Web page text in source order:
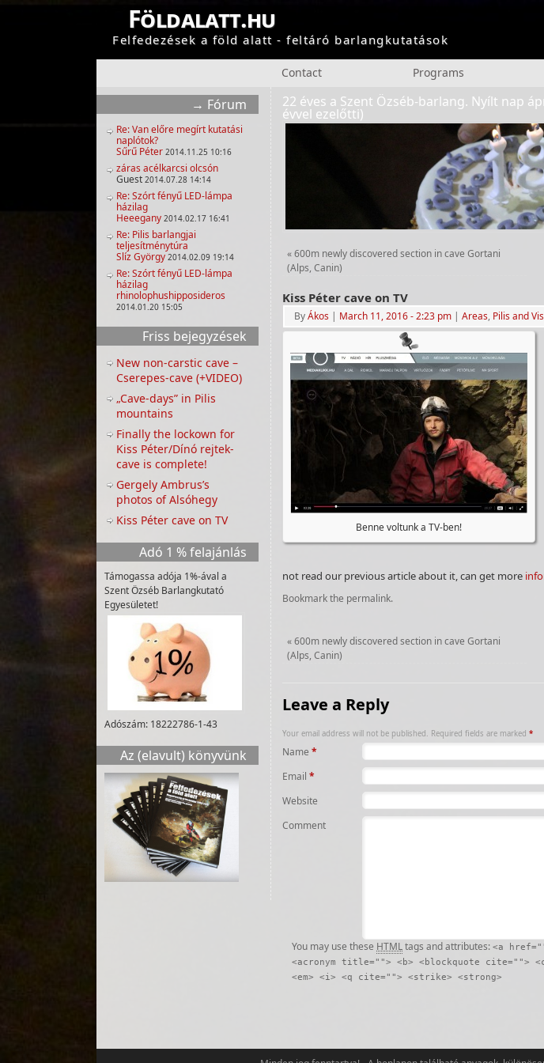
Földalatt.hu
Felfedezések a föld alatt - feltáró barlangkutatások
Contact Programs
22 éves a Szent Özséb-barlang. Nyílt nap
évvel ezelőtti)
«600m newly discovered section in cave Gortani
(Alps, Canin)
Kiss Péter cave on TV
ByÁkos | March 11, 2016- 2:23 pm | Areas, Pilis and
Benne voltunk a TV-ben!
not read our previous article about it, can get more
Bookmark the permalink.
«600m newly discovered section in cave Gortani
(Alps, Canin)
Leave a Reply
Your email address will not be published. Required fields are marked *
Name *
Email *
Website
Comment
You may use these HTMLtags and attributes: <a
<acronym title=""> <b> <blockquote cite="">
<em> <i> <q cite=""> <strike> <strong>
Fórum
Re: Van előre megírt kutatási
naplótok?
Sűrű Péter 2014.11.25 10:16
záras acélkarcsi olcsón
Guest 2014.07.28 14:14
Re: Szórt fényű LED-lámpa
házilag
Heeegany 2014.02.17 16:41
Re: Pilis barlangjai
teljesítménytúra
Slíz György 2014.02.09 19:14
Re: Szórt fényű LED-lámpa
házilag
rhinolophushipposideros
2014.01.20 15:05
Friss bejegyzések
New non-carstic cave –
Cserepes-cave (+VIDEO)
„Cave-days” in Pilis
mountains
Finally the lockown for
Kiss Péter/Dínó rejtek-
cave is complete!
Gergely Ambrus’s
photos of Alsóhegy
Kiss Péter cave on TV
Adó 1 % felajánlás
Támogassa adója 1%-ával a
Szent Özséb Barlangkutató
Egyesületet!
Adószám: 18222786-1-43
Az (elavult) könyvünk